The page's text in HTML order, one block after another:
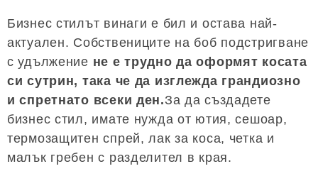
Бизнес стилът винаги е бил и остава най-
актуален. Собствениците на боб подстригване
с удължение не е трудно да оформят косата
си сутрин, така че да изглежда грандиозно
и спретнато всеки ден.За да създадете
бизнес стил, имате нужда от ютия, сешоар,
термозащитен спрей, лак за коса, четка и
малък гребен с разделител в края.